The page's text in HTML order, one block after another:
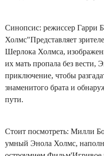
Синопсис: режиссер Гарри
Холмс"Представляет
Шерлока Холмса,
их мать пропала без вести,
приключение, чтобы
знаменитого брата и
пути.
Стоит посмотреть: Милли
умный Энола Холмс,